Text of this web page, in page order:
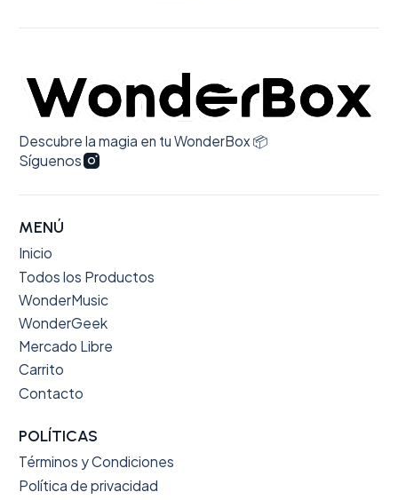
Descubre la magia en tu WonderBox 📦
Síguenos
MENÚ
Inicio
Todos los Productos
WonderMusic
WonderGeek
Mercado Libre
Carrito
Contacto
POLÍTICAS
Términos y Condiciones
Política de privacidad